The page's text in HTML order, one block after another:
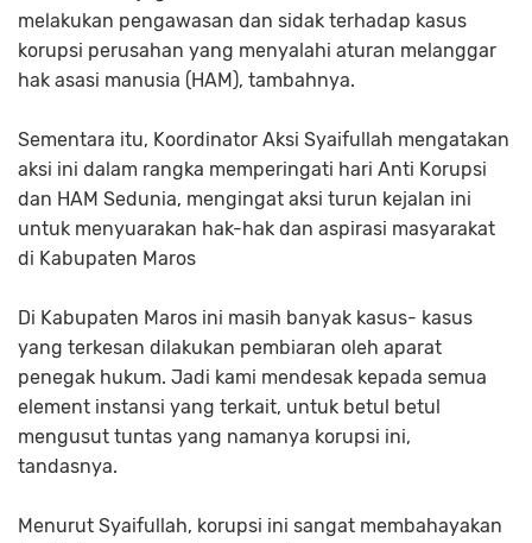
melakukan pengawasan dan sidak terhadap kasus
korupsi perusahan yang menyalahi aturan melanggar
hak asasi manusia (HAM), tambahnya.
Sementara itu, Koordinator Aksi Syaifullah mengatakan
aksi ini dalam rangka memperingati hari Anti Korupsi
dan HAM Sedunia, mengingat aksi turun kejalan ini
untuk menyuarakan hak-hak dan aspirasi masyarakat
di Kabupaten Maros
Di Kabupaten Maros ini masih banyak kasus- kasus
yang terkesan dilakukan pembiaran oleh aparat
penegak hukum. Jadi kami mendesak kepada semua
element instansi yang terkait, untuk betul betul
mengusut tuntas yang namanya korupsi ini,
tandasnya.
Menurut Syaifullah, korupsi ini sangat membahayakan